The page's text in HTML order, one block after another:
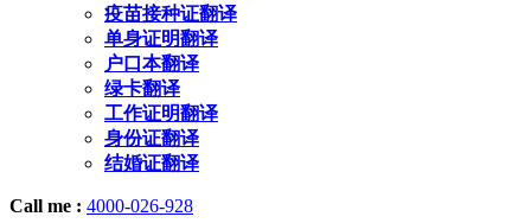
疫苗接种证翻译
单身证明翻译
户口本翻译
绿卡翻译
工作证明翻译
身份证翻译
结婚证翻译
Call me : 4000-026-928